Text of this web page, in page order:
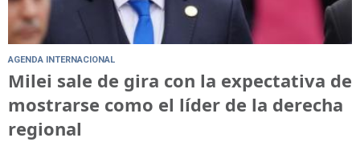
AGENDA INTERNACIONAL
Milei sale de gira con la expectativa de
mostrarse como el líder de la derecha
regional